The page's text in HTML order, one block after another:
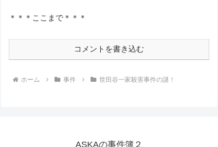
＊＊＊ここまで＊＊＊
コメントを書き込む
ホーム 事件 世田谷一家殺害事件の謎！
ASKAの事件簿２